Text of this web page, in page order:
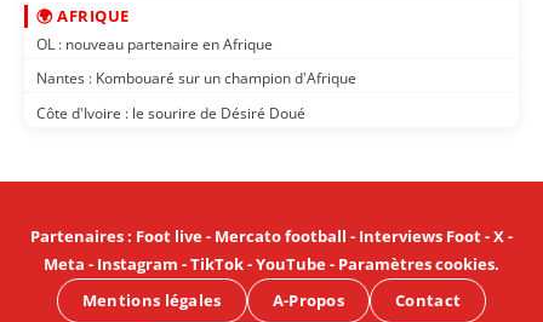
🌍 AFRIQUE
OL : nouveau partenaire en Afrique
Nantes : Kombouaré sur un champion d'Afrique
Côte d'Ivoire : le sourire de Désiré Doué
Partenaires: Foot live- Mercato football - Interviews Foot-X-
Meta - Instagram -TikTok-YouTube- Paramètres cookies.
Mentions légales
A-Propos Contact